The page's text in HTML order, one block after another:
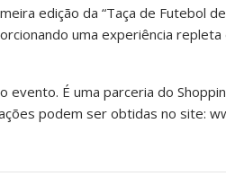
edição da “Taça de Futebol
uma experiência
É uma parceria do
podem ser obtidas no site: